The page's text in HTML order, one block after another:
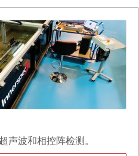
声波和相控阵检测。